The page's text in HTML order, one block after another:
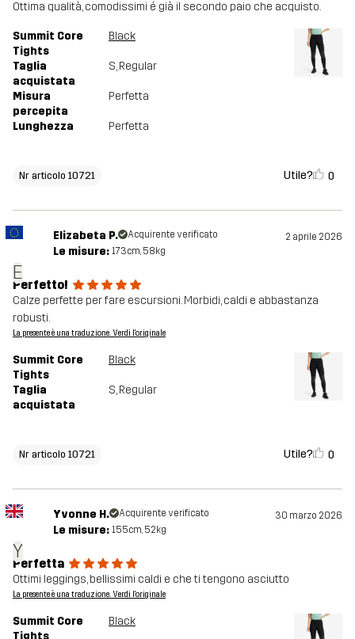
Ottima qualità, comodissimi é già il secondo paio che acquisto.
Summit Core
Tights
Black
Taglia
acquistata
S, Regular
Misura
percepita
Perfetta
Lunghezza Perfetta
Nr articolo 10721 Utile? 0
E
Elizabeta P. Acquirente verificato 2 aprile 2026
Le misure: 173cm, 58kg
Perfetto!
Calze perfette per fare escursioni. Morbidi, caldi e abbastanza
robusti.
La presente è una traduzione. Verdi l'originale
Summit Core
Tights
Black
Taglia
acquistata
S, Regular
Nr articolo 10721 Utile? 0
Y
Yvonne H. Acquirente verificato 30 marzo 2026
Le misure: 155cm, 52kg
Perfetta
Ottimi leggings, bellissimi caldi e che ti tengono asciutto
La presente è una traduzione. Verdi l'originale
Summit Core
Tights
Black